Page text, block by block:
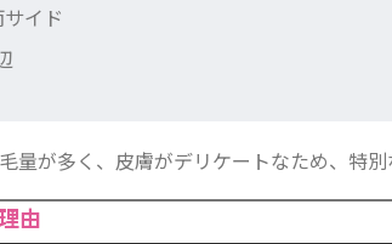
イド
量が多く、皮膚がデリケートなため、特別
由